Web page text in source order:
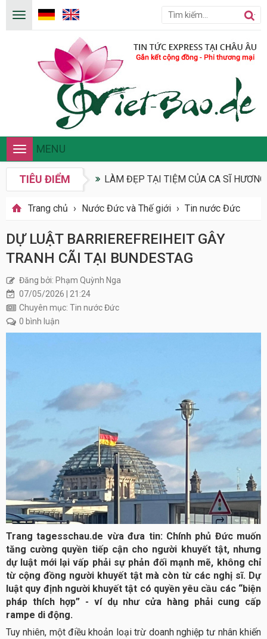
Toggle
navigation
MENU
TIÊU ĐIỂM LÀM ĐẸP TẠI TIỆM CỦA CA SĨ
Trang chủ › Nước Đức và Thế giới › Tin nước Đức
DỰ LUẬT BARRIEREFREIHEIT GÂY
TRANH CÃI TẠI BUNDESTAG
Đăng bởi: Phạm Quỳnh Nga
07/05/2026 | 21:24
Chuyên mục: Tin nước Đức
0 bình luận
Trang tagesschau.de vừa đưa tin: Chính phủ Đức muốn
tăng cường quyền tiếp cận cho người khuyết tật, nhưng
dự luật mới lại vấp phải sự phản đối mạnh mẽ, không chỉ
từ cộng đồng người khuyết tật mà còn từ các nghị sĩ. Dự
luật quy định người khuyết tật có quyền yêu cầu các “biện
pháp thích hợp” - ví dụ như cửa hàng phải cung cấp
rampe di động.
Tuy nhiên, một điều khoản loại trừ doanh nghiệp tư nhân khiến